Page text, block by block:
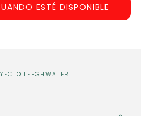
ESTÉ DISPONIBLE
LEEGHWATER